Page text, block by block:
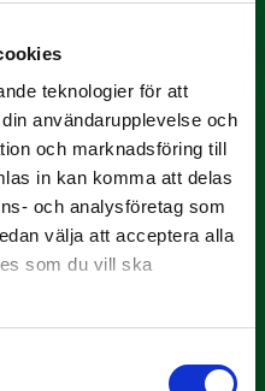
teknologier för att
användarupplevelse och
och marknadsföring till
in kan komma att delas
och analysföretag som
välja att acceptera alla
som du vill ska
i juni